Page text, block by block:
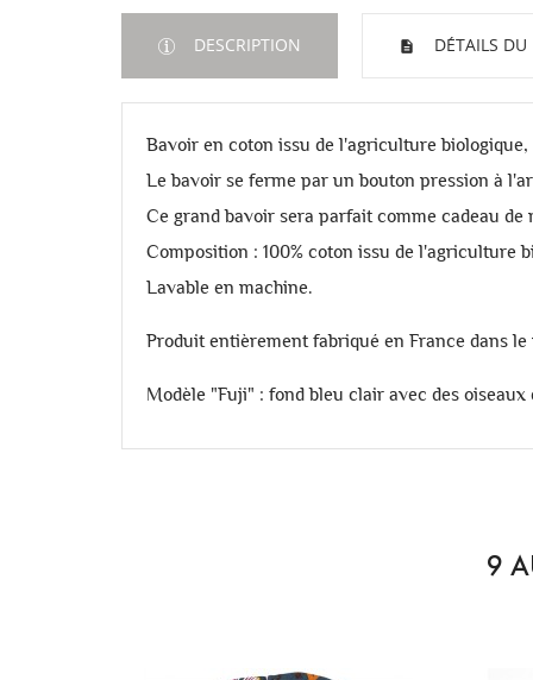
DESCRIPTION DÉTAILS
Bavoir en coton issu de l'agriculture
Le bavoir se ferme par un bouton pression à
Ce grand bavoir sera parfait comme cadeau
Composition : 100% coton issu de l'agriculture
Lavable en machine.
Produit entièrement fabriqué en France dans
Modèle "Fuji" : fond bleu clair avec des
9